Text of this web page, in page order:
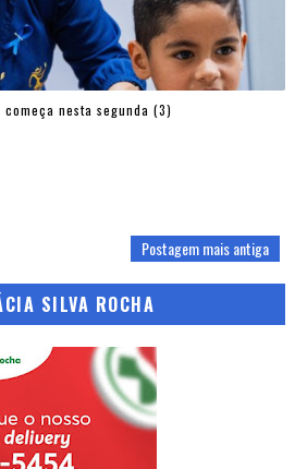
nesta segunda (3)
Postagem mais antiga
SILVA ROCHA